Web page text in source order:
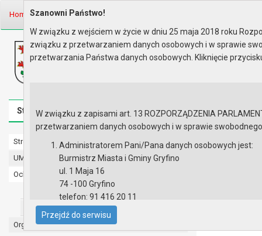
Home Informacje Budżet
Biuletyn Informacji Publicznej
Urząd Miasta i Gminy w Gryfinie
Strona główna Mapa serwisu Aktualności
Strona główna
UMiG - telefony wewnętrzne
Ochrona danych osobowych
Urząd Miasta i Gminy w Gryfinie
Straż Miejska
Organy
Szanowni Państwo!
W związku z wejściem w życie w dniu 25 maja 2018 roku
związku z przetwarzaniem danych osobowych i w sprawie
przetwarzania Państwa danych osobowych. Kliknięcie
W związku z zapisami art. 13 ROZPORZĄDZENIA
przetwarzaniem danych osobowych i w sprawie
Administratorem Pani/Pana danych osobowych jest:
Burmistrz Miasta i Gminy Gryfino
ul. 1 Maja 16
74 -100 Gryfino
telefon: 91 416 20 11
e-mail:
burmistrz@gryfino.pl
Dane kontaktowe Inspektora Ochrony Danych:
Przejdź do serwisu